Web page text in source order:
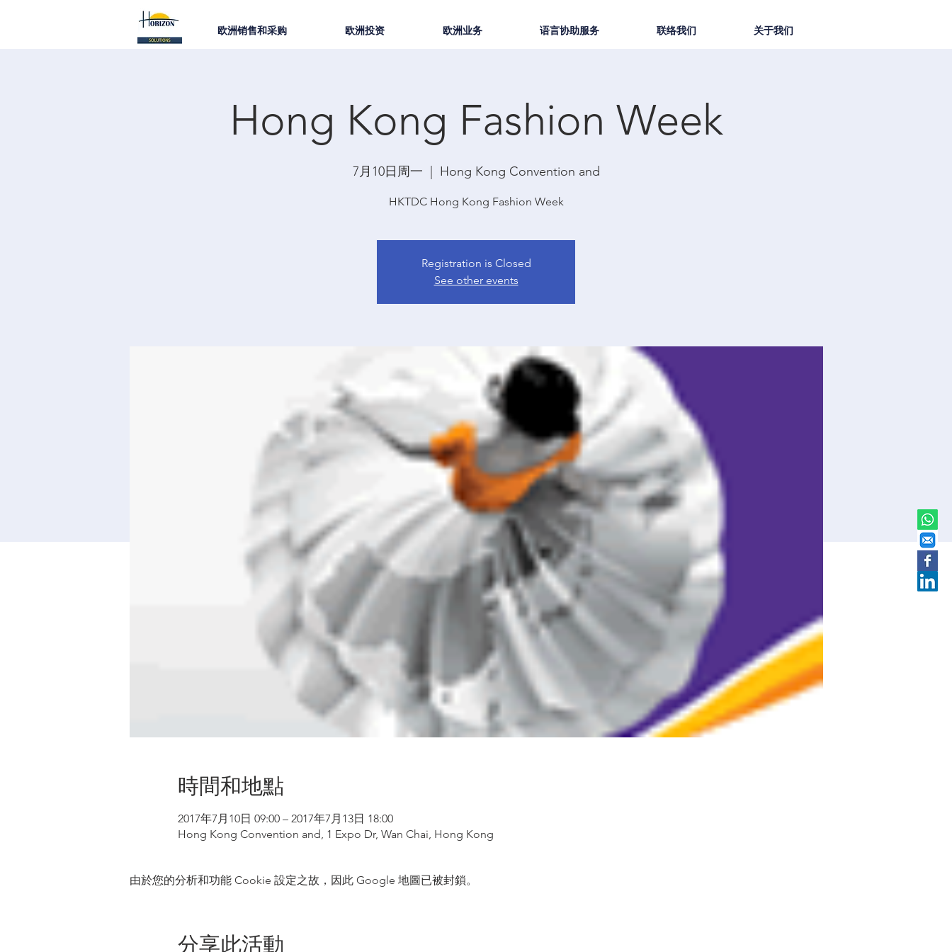
欧洲销售和采购 欧洲投资 欧洲业务 语言协助服务 联络我们 关于我们
Hong Kong Fashion Week
7月10日周一 Hong Kong Convention and
HKTDC Hong Kong Fashion Week
Registration is Closed
See other events
時間和地點
2017年7月10日 09:00 – 2017年7月13日 18:00
Hong Kong Convention and, 1 Expo Dr, Wan Chai, Hong Kong
由於您的分析和功能 Cookie 設定之故，因此 Google 地圖已被封鎖。
分享此活動